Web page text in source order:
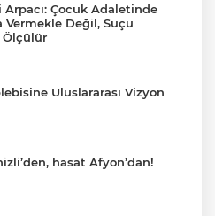
Arpacı: Çocuk Adaletinde
Vermekle Değil, Suçu
Ölçülür
Uluslararası Vizyon
hasat Afyon’dan!